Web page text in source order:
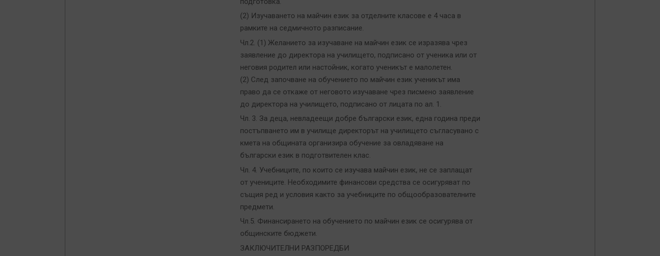
(2) Изучаването на майчин език за отделните класове е 4 часа в
рамките на седмичното разписание.
Чл.2. (1) Желанието за изучаване на майчин език се изразява чрез
заявление до директора на училището, подписано от ученика или от
неговия родител или настойник, когато ученикът е малолетен.
(2) След започване на обучението по майчин език ученикът има
право да се откаже от неговото изучаване чрез писмено заявление
до директора на училището, подписано от лицата по ал. 1.
Чл. 3. За деца, невладеещи добре български език, една година преди
постъпването им в училище директорът на училището съгласувано с
кмета на общината организира обучение за овладяване на
български език в подготвителен клас.
Чл. 4. Учебниците, по които се изучава майчин език, не се заплащат
от учениците. Необходимите финансови средства се осигуряват по
същия ред и условия както за учебниците по общообразователните
предмети.
Чл.5. Финансирането на обучението по майчин език се осигурява от
общинските бюджети.
ЗАКЛЮЧИТЕЛНИ РАЗПОРЕДБИ